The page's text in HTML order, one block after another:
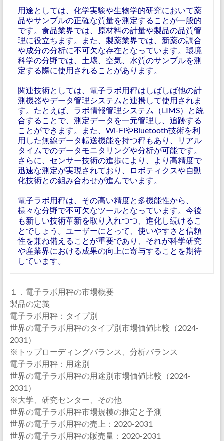
用途としては、化学実験や生物学的研究において薬
品やサンプルの正確な質量を測定することが一般的
です。食品業界では、原材料の計量や製品の品質管
理に役立ちます。また、製薬業界では、新薬の調合
や成分の分析に不可欠な存在となっています。環境
科学の分野では、土壌、空気、水質のサンプルを測
定する際に使用されることがあります。
関連技術としては、電子ラボ用秤はしばしば他の計
測機器やデータ管理システムと連携して使用されま
す。たとえば、ラボ情報管理システム（LIMS）と統
合することで、測定データを一元管理し、追跡する
ことができます。また、Wi-FiやBluetooth技術を利
用した無線データ転送機能を持つ秤もあり、リアル
タイムでのデータモニタリングや分析が可能です。
さらに、センサー技術の進歩により、より高精度で
迅速な測定が実現されており、ロボティクスや自動
化技術との組み合わせが進んでいます。
電子ラボ用秤は、その高い精度と多機能性から、
様々な分野で不可欠なツールとなっています。今後
も新しい技術革新を取り入れつつ、進化し続けるこ
とでしょう。ユーザーにとって、使いやすさと信頼
性を兼ね備えることが重要であり、それが科学研究
や産業界における成果の向上に寄与することを期待
しています。
１．電子ラボ用秤の市場概要
製品の定義
電子ラボ用秤：タイプ別
世界の電子ラボ用秤のタイプ別市場価値比較（2024-
2031）
※トップローディングバランス、分析バランス
電子ラボ用秤：用途別
世界の電子ラボ用秤の用途別市場価値比較（2024-
2031）
※大学、研究センター、その他
世界の電子ラボ用秤市場規模の推定と予測
世界の電子ラボ用秤の売上：2020-2031
世界の電子ラボ用秤の販売量：2020-2031